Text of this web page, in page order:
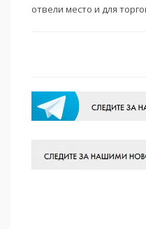
отвели место и для